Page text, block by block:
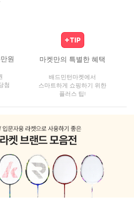
원
첨
마켓만의 특별한 혜택
배드민턴마켓에서
스마트하게 쇼핑하기 위한
플러스 팁!